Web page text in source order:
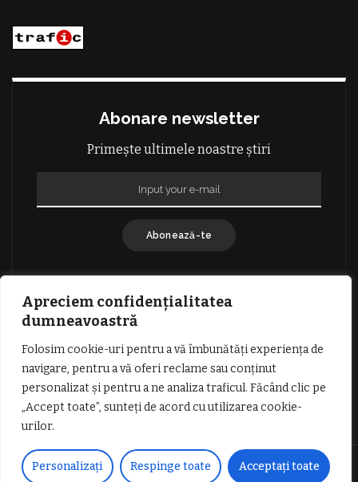
Apreciem confidențialitatea
dumneavoastră
Folosim cookie-uri pentru a vă îmbunătăți experiența de
navigare, pentru a vă oferi reclame sau conținut
personalizat și pentru a ne analiza traficul. Făcând clic pe
„Accept toate”, sunteți de acord cu utilizarea cookie-
urilor.
Personalizați Respinge toate Acceptați toate
Abonare newsletter
Primește ultimele noastre știri
Abonează-te
TERMENI SI CONDITII DE UTILIZARE
INFORMATII DESPRE COOKIES
DESPRE NOI
PUBLICITATE
© Copyright Vocea Vâlcii | Toate drepturile rezervate | Site creat cu